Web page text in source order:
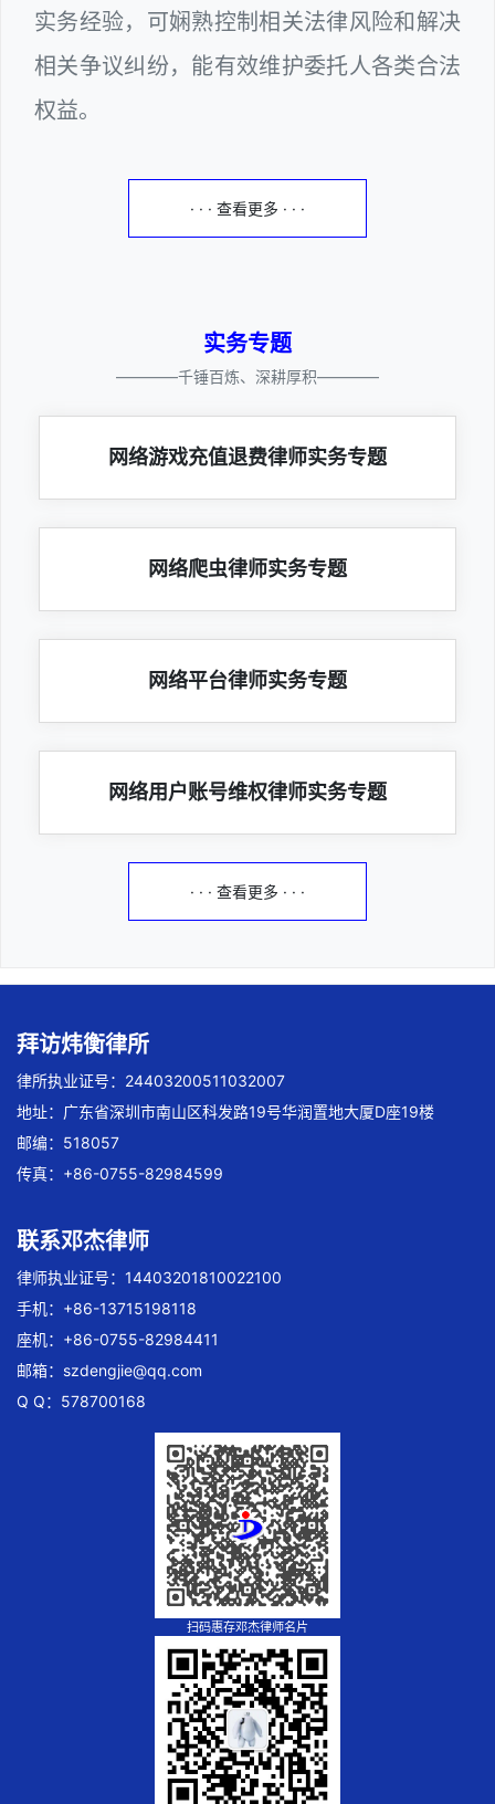
实务经验，可娴熟控制相关法律风险和解决
相关争议纠纷，能有效维护委托人各类合法
权益。
· · · 查看更多 · · ·
实务专题
————千锤百炼、深耕厚积————
网络游戏充值退费律师实务专题
网络爬虫律师实务专题
网络平台律师实务专题
网络用户账号维权律师实务专题
· · · 查看更多 · · ·
拜访炜衡律所
律所执业证号：24403200511032007
地址：广东省深圳市南山区科发路19号华润置地大厦D座19楼
邮编：518057
传真：+86-0755-82984599
联系邓杰律师
律师执业证号：14403201810022100
手机：+86-13715198118
座机：+86-0755-82984411
邮箱： szdengjie@qq.com
Q Q：578700168
扫码惠存邓杰律师名片